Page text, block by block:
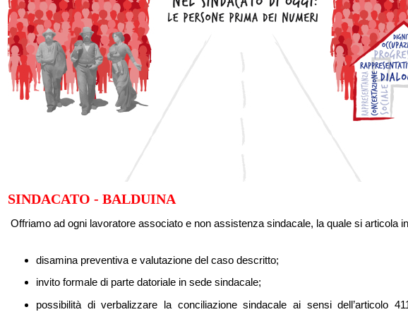
SINDACATO - BALDUINA
Offriamo ad ogni lavoratore associato e non assistenza sindacale, la quale si articola
disamina preventiva e valutazione del caso descritto;
invito formale di parte datoriale in sede sindacale;
possibilità di verbalizzare la conciliazione sindacale ai sensi dell’articolo